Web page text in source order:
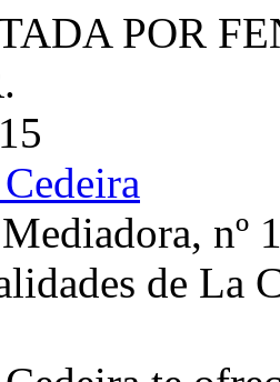
POR
nº
de La